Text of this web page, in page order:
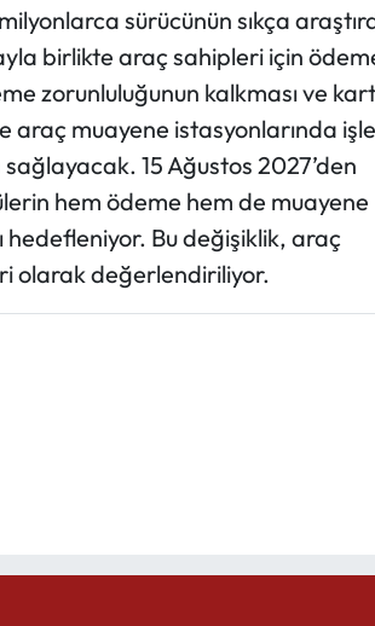
sürücünün sıkça
birlikte araç sahipleri için
zorunluluğunun kalkması ve
araç muayene istasyonlarında
15 Ağustos 2027’den
hem ödeme hem de muayene
Bu değişiklik, araç
olarak değerlendiriliyor.